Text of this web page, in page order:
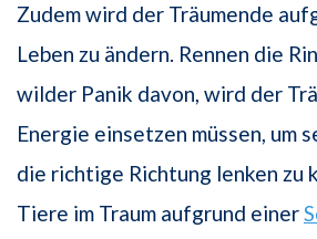
Zudem wird der Träumende
Leben zu ändern. Rennen die
wilder Panik davon, wird der
Energie einsetzen müssen, um
die richtige Richtung lenken zu
Tiere im Traum aufgrund einer